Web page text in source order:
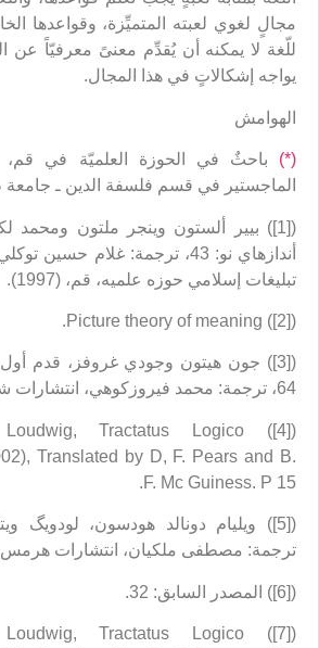
مجالٍ لغوي لعبته المتميِّزة، وقواعدها
للّغة لا يمكنه أن يُقدِّم معنىً معرفيّاً عن
يواجه إشكالاتٍ في هذا المجال.
الهوامش
(*) باحثٌ في الحوزة العلميّة في
الماجستير في قسم فلسفة الدين ـ
([1]) بيير ألستون وينجر ملتون ومحمد
تبليغات إسلامي حوزه علميه، قم، (1997).
([2]) Picture theory of meaning.
([3]) جون هيتون وجودي غروفز، قدم أول
64، ترجمة: محمد فيروزكوهي، انتشارات شيرازه، (2002).
Translated by D, F. Pears and B.
F. Mc Guiness. P 15.
ترجمة: مصطفى ملكيان، انتشارات هرمس،
([6]) المصدر السابق: 32.